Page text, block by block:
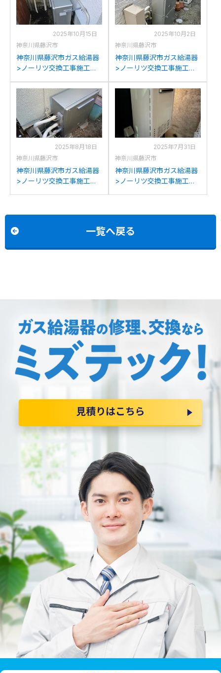
2025年10月15日
神奈川県藤沢市
神奈川県藤沢市ガス給湯器
>ノーリツ交換工事施工事
E2004SA(A)からノーリツ
GT-C2072SAR BLへの交換
2025年10月2日
神奈川県藤沢市
神奈川県藤沢市ガス給湯器
>ノーリツ交換工事施工事
C2446AWXDからノーリツ
GTH-C2459AWD-1BLへの
2025年8月18日
神奈川県藤沢市
神奈川県藤沢市ガス給湯器
>ノーリツ交換工事施工事
2025年7月31日
神奈川県藤沢市
神奈川県藤沢市ガス給湯器
>ノーリツ交換工事施工事
一覧へ戻る
見積りはこちら